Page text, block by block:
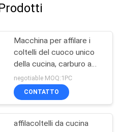
Macchina per affilare i
coltelli del cuoco unico
della cucina, carburo a
due fasi ed affilatrice
ceramica
negotiable MOQ:1PC
CONTATTO
affilacoltelli da cucina